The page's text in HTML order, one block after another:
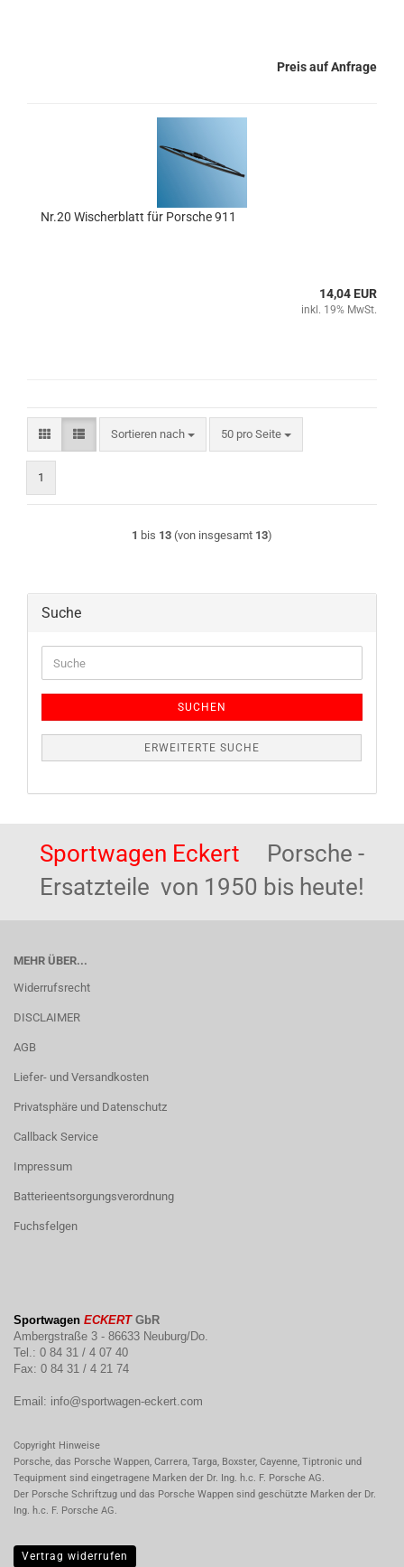
Preis auf Anfrage
Nr.20 Wischerblatt für Porsche 911
14,04 EUR
inkl. 19% MwSt.
Sortieren nach
Sortieren nach 50 pro Seite
pro Seite
1
1 bis 13 (von insgesamt 13)
Suche
SUCHEN
ERWEITERTE SUCHE
Sportwagen Eckert Porsche -
Ersatzteile von 1950 bis heute!
MEHR ÜBER...
Widerrufsrecht
DISCLAIMER
AGB
Liefer- und Versandkosten
Privatsphäre und Datenschutz
Callback Service
Impressum
Batterieentsorgungsverordnung
Fuchsfelgen
Sportwagen ECKERTGbR
Ambergstraße 3 - 86633 Neuburg/Do.
Tel.: 0 84 31 / 4 07 40
Fax: 0 84 31 / 4 21 74
Email: info@sportwagen-eckert.com
Copyright Hinweise
Porsche, das Porsche Wappen, Carrera, Targa, Boxster, Cayenne, Tiptronic und
Tequipment sind eingetragene Marken der Dr. Ing. h.c. F. Porsche AG.
Der Porsche Schriftzug und das Porsche Wappen sind geschützte Marken der Dr.
Ing. h.c. F. Porsche AG.
Vertrag widerrufen